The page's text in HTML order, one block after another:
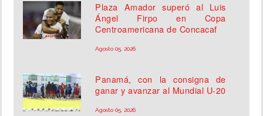
Plaza Amador superó al Luis
Ángel Firpo en Copa
Centroamericana de Concacaf
Agosto 05, 2026
Panamá, con la consigna de
ganar y avanzar al Mundial U-20
Agosto 05, 2026